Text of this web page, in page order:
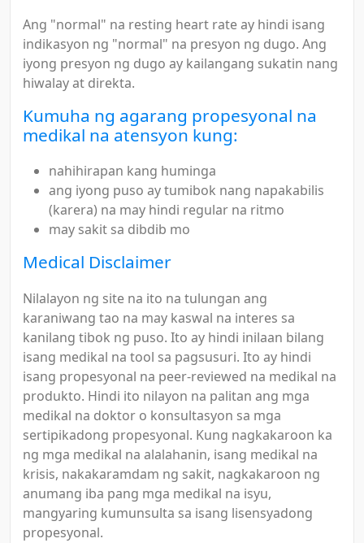
Ang "normal" na resting heart rate ay hindi isang
indikasyon ng "normal" na presyon ng dugo. Ang
iyong presyon ng dugo ay kailangang sukatin nang
hiwalay at direkta.
Kumuha ng agarang propesyonal na
medikal na atensyon kung:
nahihirapan kang huminga
ang iyong puso ay tumibok nang napakabilis
(karera) na may hindi regular na ritmo
may sakit sa dibdib mo
Medical Disclaimer
Nilalayon ng site na ito na tulungan ang
karaniwang tao na may kaswal na interes sa
kanilang tibok ng puso. Ito ay hindi inilaan bilang
isang medikal na tool sa pagsusuri. Ito ay hindi
isang propesyonal na peer-reviewed na medikal na
produkto. Hindi ito nilayon na palitan ang mga
medikal na doktor o konsultasyon sa mga
sertipikadong propesyonal. Kung nagkakaroon ka
ng mga medikal na alalahanin, isang medikal na
krisis, nakakaramdam ng sakit, nagkakaroon ng
anumang iba pang mga medikal na isyu,
mangyaring kumunsulta sa isang lisensyadong
propesyonal.